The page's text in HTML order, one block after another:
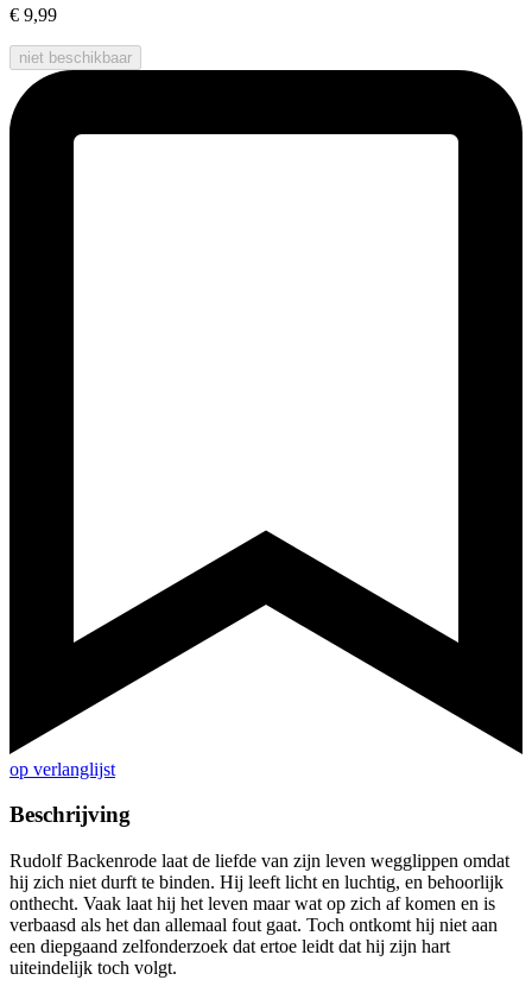
€ 9,99
niet beschikbaar
op verlanglijst
Beschrijving
Rudolf Backenrode laat de liefde van zijn leven wegglippen omdat
hij zich niet durft te binden. Hij leeft licht en luchtig, en behoorlijk
onthecht. Vaak laat hij het leven maar wat op zich af komen en is
verbaasd als het dan allemaal fout gaat. Toch ontkomt hij niet aan
een diepgaand zelfonderzoek dat ertoe leidt dat hij zijn hart
uiteindelijk toch volgt.